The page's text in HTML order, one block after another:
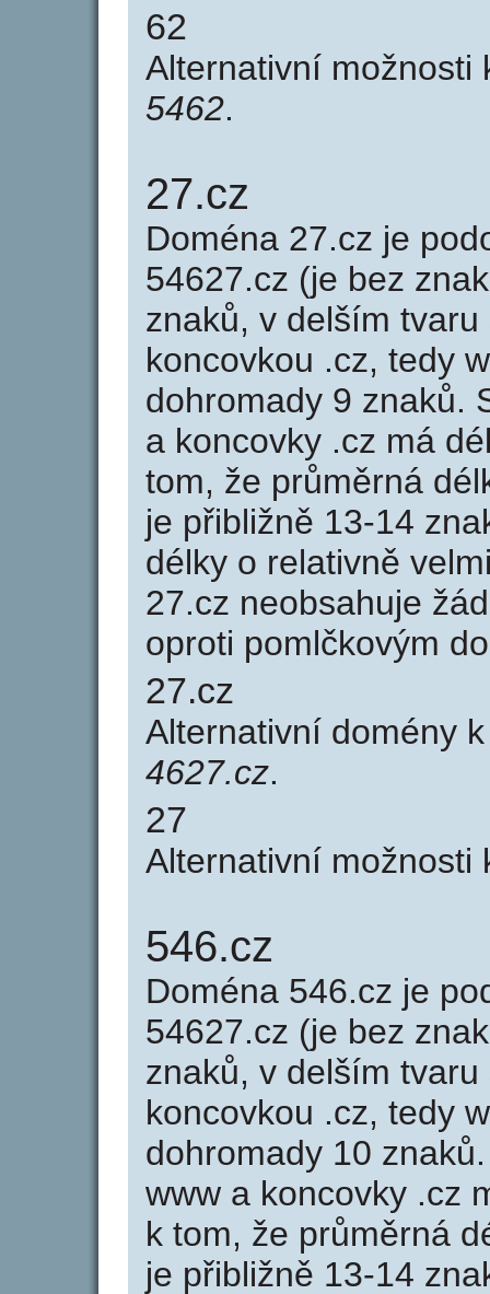
62
Alternativní možnosti
5462.
27.cz
Doména 27.cz je
54627.cz (je bez
znaků, v delším
koncovkou .cz, tedy
dohromady 9 znaků.
a koncovky .cz má
tom, že průměrná
je přibližně 13-14
délky o relativně
27.cz neobsahuje
oproti pomlčkovým
27.cz
Alternativní domény
4627.cz.
27
Alternativní možnosti
546.cz
Doména 546.cz je
54627.cz (je bez
znaků, v delším
koncovkou .cz, tedy
dohromady 10
www a koncovky .cz
k tom, že průměrná
je přibližně 13-14